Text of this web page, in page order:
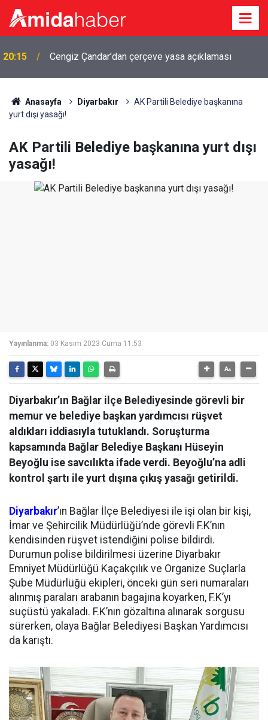
20:15 Cengiz Çandar’dan çerçeve yasa açıklaması
Anasayfa Diyarbakır
AK Partili Belediye başkanına
yurt dışı yasağı!
AK Partili Belediye başkanına yurt dışı
yasağı!
Yayınlanma: 03 Kasım 2023 Cuma 11:53
Diyarbakır’ın Bağlar ilçe Belediyesinde görevli bir
memur ve belediye başkan yardımcısı rüşvet
aldıkları iddiasıyla tutuklandı. Soruşturma
kapsamında Bağlar Belediye Başkanı Hüseyin
Beyoğlu ise savcılıkta ifade verdi. Beyoğlu’na adli
kontrol şartı ile yurt dışına çıkış yasağı getirildi.
Diyarbakır’ın Bağlar İlçe Belediyesi ile işi olan bir kişi,
İmar ve Şehircilik Müdürlüğü’nde görevli F.K’nın
kendisinden rüşvet istendiğini polise bildirdi.
Durumun polise bildirilmesi üzerine Diyarbakır
Emniyet Müdürlüğü Kaçakçılık ve Organize Suçlarla
Şube Müdürlüğü ekipleri, önceki gün seri numaraları
alınmış paraları arabanın bagajına koyarken, F.K’yı
suçüstü yakaladı. F.K’nın gözaltına alınarak sorgusu
sürerken, olaya Bağlar Belediyesi Başkan Yardımcısı
da karıştı.